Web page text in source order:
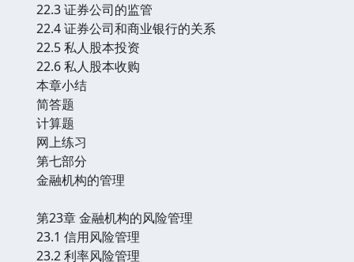
22.3 证券公司的监管
22.4 证券公司和商业银行的关系
22.5 私人股本投资
22.6 私人股本收购
本章小结
简答题
计算题
网上练习
第七部分
金融机构的管理
第23章 金融机构的风险管理
23.1 信用风险管理
23.2 利率风险管理